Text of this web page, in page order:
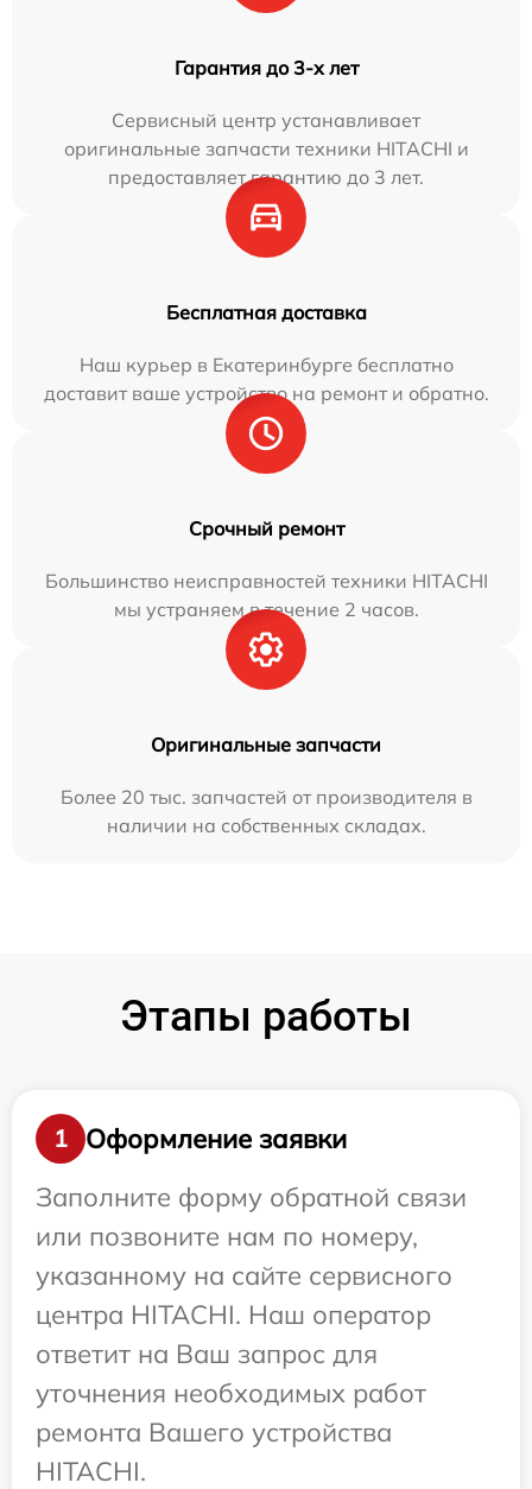
Гарантия до 3-х лет
Сервисный центр устанавливает
оригинальные запчасти техники HITACHI и
предоставляет гарантию до 3 лет.
Бесплатная доставка
Наш курьер в Екатеринбурге бесплатно
доставит ваше устройство на ремонт и обратно.
Срочный ремонт
Большинство неисправностей техники HITACHI
мы устраняем в течение 2 часов.
Оригинальные запчасти
Более 20 тыс. запчастей от производителя в
наличии на собственных складах.
Этапы работы
1
Оформление заявки
Заполните форму обратной связи
или позвоните нам по номеру,
указанному на сайте сервисного
центра HITACHI. Наш оператор
ответит на Ваш запрос для
уточнения необходимых работ
ремонта Вашего устройства
HITACHI.